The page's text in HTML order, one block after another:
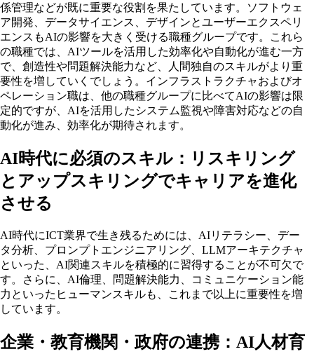
係管理などが既に重要な役割を果たしています。ソフトウェ
ア開発、データサイエンス、デザインとユーザーエクスペリ
エンスもAIの影響を大きく受ける職種グループです。これら
の職種では、AIツールを活用した効率化や自動化が進む一方
で、創造性や問題解決能力など、人間独自のスキルがより重
要性を増していくでしょう。インフラストラクチャおよびオ
ペレーション職は、他の職種グループに比べてAIの影響は限
定的ですが、AIを活用したシステム監視や障害対応などの自
動化が進み、効率化が期待されます。
AI時代に必須のスキル：リスキリング
とアップスキリングでキャリアを進化
させる
AI時代にICT業界で生き残るためには、AIリテラシー、デー
タ分析、プロンプトエンジニアリング、LLMアーキテクチャ
といった、AI関連スキルを積極的に習得することが不可欠で
す。さらに、AI倫理、問題解決能力、コミュニケーション能
力といったヒューマンスキルも、これまで以上に重要性を増
しています。
企業・教育機関・政府の連携：AI人材育